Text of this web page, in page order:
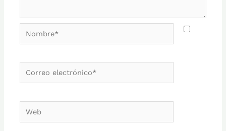
Nombre*
Correo
electrónico*
Web